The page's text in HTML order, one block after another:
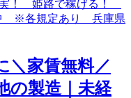
＼家賃無料／
の製造｜未経